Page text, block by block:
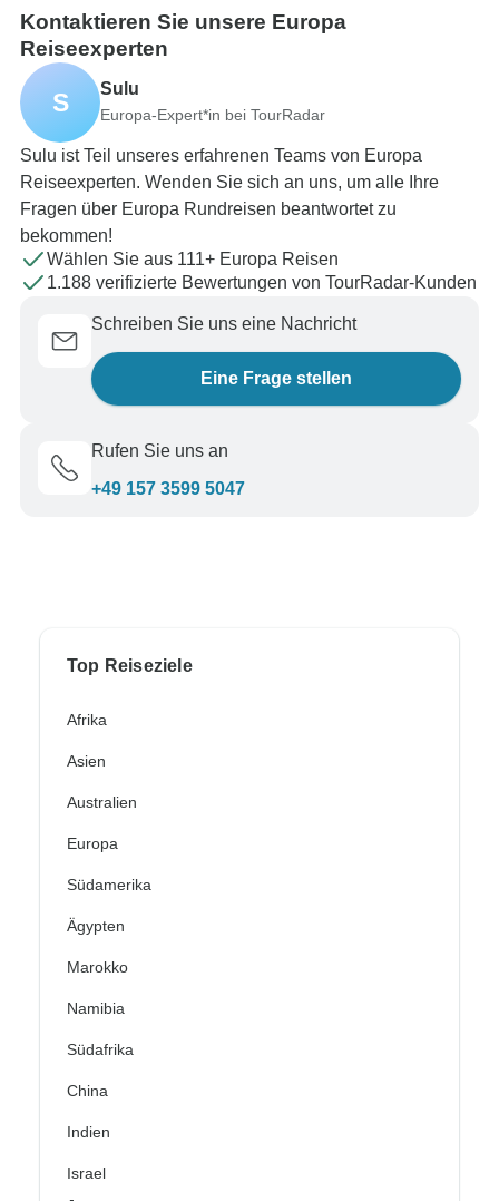
Kontaktieren Sie unsere Europa
Reiseexperten
S Sulu
Europa-Expert*in bei TourRadar
Sulu ist Teil unseres erfahrenen Teams von Europa
Reiseexperten. Wenden Sie sich an uns, um alle Ihre
Fragen über Europa Rundreisen beantwortet zu
bekommen!
Wählen Sie aus 111+ Europa Reisen
1.188 verifizierte Bewertungen von TourRadar-Kunden
Schreiben Sie uns eine Nachricht
Eine Frage stellen
Rufen Sie uns an
+49 157 3599 5047
Top Reiseziele
Afrika
Asien
Australien
Europa
Südamerika
Ägypten
Marokko
Namibia
Südafrika
China
Indien
Israel